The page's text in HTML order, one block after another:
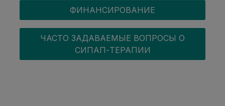
ФИНАНСИРОВАНИЕ
ЧАСТО ЗАДАВАЕМЫЕ ВОПРОСЫ О
СИПАП-ТЕРАПИИ